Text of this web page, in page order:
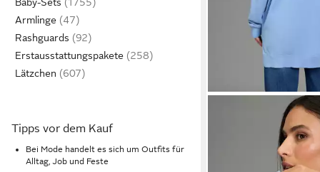
Armlinge
Rashguards
Erstausstattungspakete
Lätzchen
Tipps vor dem Kauf
Bei Mode handelt es sich um Outfits für
Alltag, Job und Feste
FLASHLIGHTS
für den Übergang mit
oversize Schnitt, aus
Viskosemischung
UVP 39,99 €